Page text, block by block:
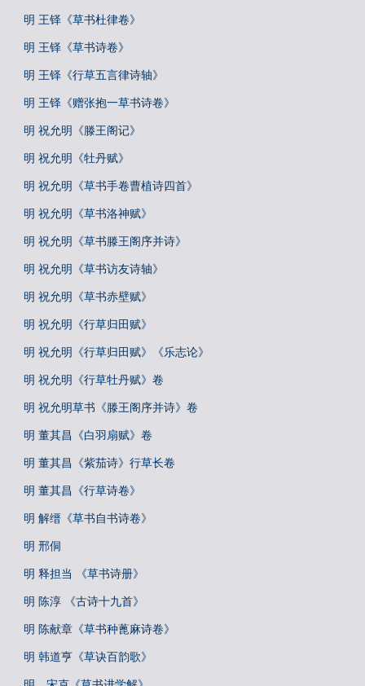
明 王铎《草书杜律卷》
明 王铎《草书诗卷》
明 王铎《行草五言律诗轴》
明 王铎《赠张抱一草书诗卷》
明 祝允明《滕王阁记》
明 祝允明《牡丹赋》
明 祝允明《草书手卷曹植诗四首》
明 祝允明《草书洛神赋》
明 祝允明《草书滕王阁序并诗》
明 祝允明《草书访友诗轴》
明 祝允明《草书赤壁赋》
明 祝允明《行草归田赋》
明 祝允明《行草归田赋》《乐志论》
明 祝允明《行草牡丹赋》卷
明 祝允明草书《滕王阁序并诗》卷
明 董其昌《白羽扇赋》卷
明 董其昌《紫茄诗》行草长卷
明 董其昌《行草诗卷》
明 解缙《草书自书诗卷》
明 邢侗
明 释担当 《草书诗册》
明 陈淳 《古诗十九首》
明 陈献章《草书种蓖麻诗卷》
明 韩道亨《草诀百韵歌》